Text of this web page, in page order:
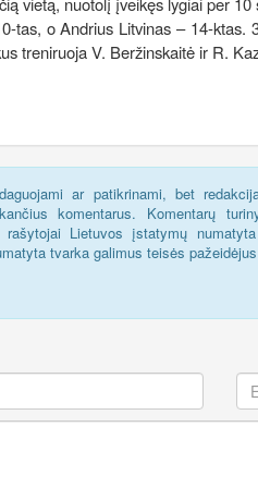
tas, o Andrius Litvinas – 14-
treniruoja V. Beržinskaitė ir R.
ar patikrinami, bet
komentarus. Komentarų
rašytojai Lietuvos įstatymų
tvarka galimus teisės